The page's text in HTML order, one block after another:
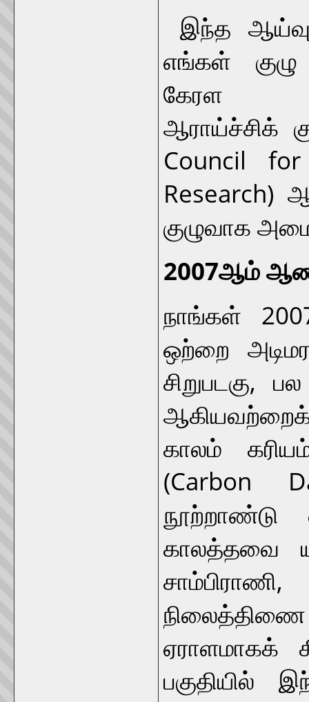
இந்த
எங்கள் குழு
கேரள
ஆராய்ச்சிக்
Council
Research)
குழுவாக
2007ஆம்
நாங்கள்
ஒற்றை
சிறுபடகு,
காலம்
(Carbon
நூற்றாண்டு
காலத்தவை
ஏராளமாகக்
பகுதியில்